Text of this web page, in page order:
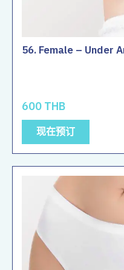
56. Female – Under
600 THB
现在预订